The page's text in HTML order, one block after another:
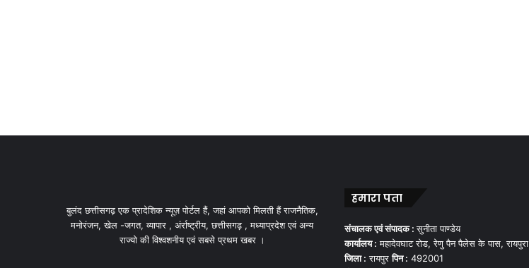
बुलंद छत्तीसगढ़ एक प्रादेशिक न्यूज़ पोर्टल हैं, जहां आपको मिलती हैं राजनैतिक,
मनोरंजन, खेल -जगत, व्यापार , अंर्राष्ट्रीय, छत्तीसगढ़ , मध्याप्रदेश एवं अन्य
राज्यो की विश्वशनीय एवं सबसे प्रथम खबर ।
हमारा पता
संचालक एवं संपादक :सुनीता पाण्डेय
कार्यालय : महादेवघाट रोड, रेणु पैन पैलेस के पास, रायपुरा
जिला : रायपुरपिन : 492001